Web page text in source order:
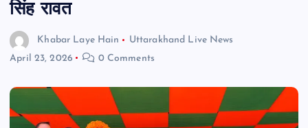
सिंह रावत
Khabar Laye Hain
Uttarakhand Live News
April 23, 2026
0 Comments